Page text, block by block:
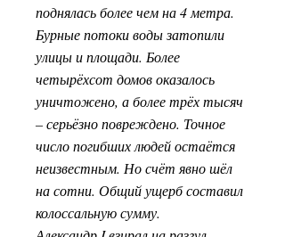
поднялась более чем на 4 метра.
Бурные потоки воды затопили
улицы и площади. Более
четырёхсот домов оказалось
уничтожено, а более трёх тысяч
– серьёзно повреждено. Точное
число погибших людей остаётся
неизвестным. Но счёт явно шёл
на сотни. Общий ущерб составил
колоссальную сумму.